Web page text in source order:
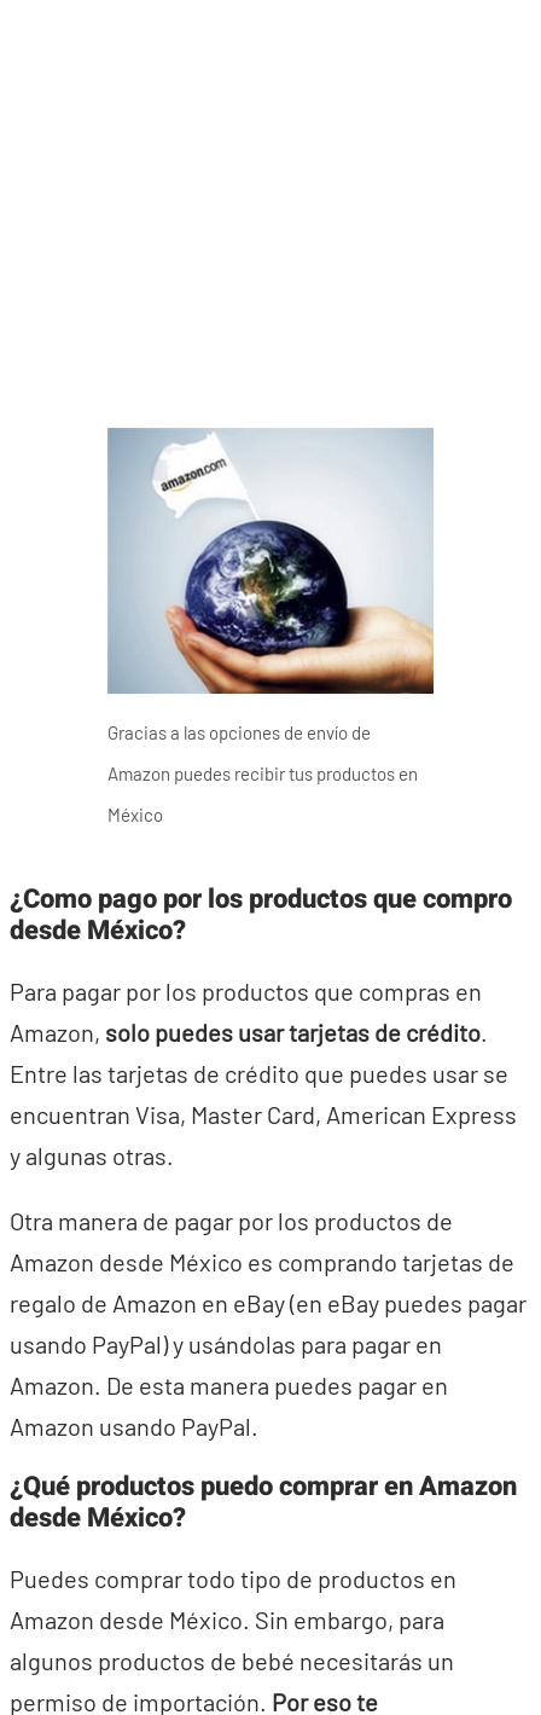
Gracias a las opciones de envío de
Amazon puedes recibir tus productos en
México
¿Como pago por los productos que compro
desde México?
Para pagar por los productos que compras en
Amazon, solo puedes usar tarjetas de crédito
Entre las tarjetas de crédito que puedes usar se
encuentran Visa, Master Card, American Express
y algunas otras.
Otra manera de pagar por los productos de
Amazon desde México es comprando tarjetas de
regalo de Amazon en eBay (en eBay puedes pagar
usando PayPal) y usándolas para pagar en
Amazon. De esta manera puedes pagar en
Amazon usando PayPal.
¿Qué productos puedo comprar en Amazon
desde México?
Puedes comprar todo tipo de productos en
Amazon desde México. Sin embargo, para
algunos productos de bebé necesitarás un
permiso de importación. Por eso te